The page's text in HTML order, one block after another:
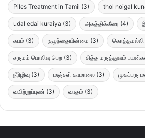
Piles Treatment in Tamil (3) thol noigal
udal edai kuraiya (3) அகத்திக்கீரை (4)
கபம் (3) குழந்தையின்மை (3) கொத்தமல்லி
சருமம் பொலிவு பெற (3) சித்த மருத்துவம்
நீரிழிவு (3) மஞ்சள் காமாலை (3) முகப்பரு
வயிற்றுப்புண் (3) வாதம் (3)